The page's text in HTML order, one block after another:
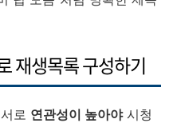
재생목록 구성하기
로 연관성이 높아야시청